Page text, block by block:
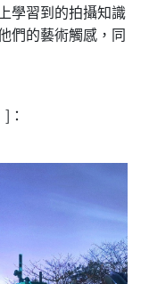
學習到的拍攝知識
們的藝術觸感，同
：